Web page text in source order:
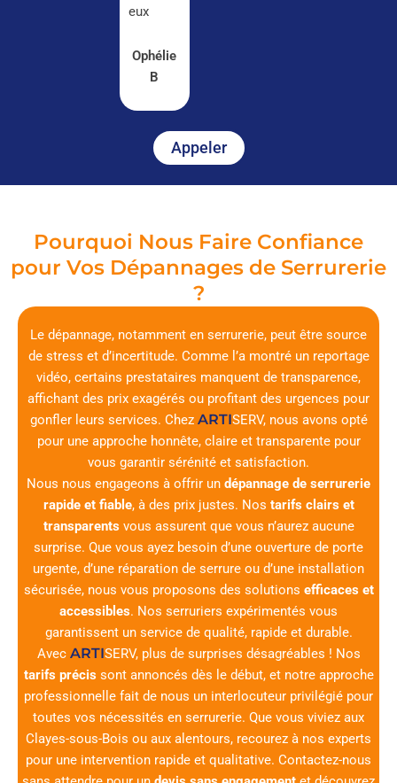
eux
Ophélie
B
Appeler
Pourquoi Nous Faire Confiance
pour Vos Dépannages de Serrurerie
?
Le dépannage, notamment en serrurerie, peut être source
de stress et d’incertitude. Comme l’a montré un reportage
vidéo, certains prestataires manquent de transparence,
affichant des prix exagérés ou profitant des urgences pour
gonfler leurs services. Chez ARTISERV, nous avons opté
pour une approche honnête, claire et transparente pour
vous garantir sérénité et satisfaction.
Nous nous engageons à offrir un dépannage de serrurerie
rapide et fiable, à des prix justes. Nos tarifs clairs et
transparentsvous assurent que vous n’aurez aucune
surprise. Que vous ayez besoin d’une ouverture de porte
urgente, d’une réparation de serrure ou d’une installation
sécurisée, nous vous proposons des solutions efficaces et
accessibles. Nos serruriers expérimentés vous
garantissent un service de qualité, rapide et durable.
Avec ARTISERV, plus de surprises désagréables ! Nos
tarifs précissont annoncés dès le début, et notre approche
professionnelle fait de nous un interlocuteur privilégié pour
toutes vos nécessités en serrurerie. Que vous viviez aux
Clayes-sous-Bois ou aux alentours, recourez à nos experts
pour une intervention rapide et qualitative. Contactez-nous